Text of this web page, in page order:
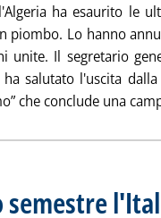
ha esaurito le
piombo. Lo hanno
unite. Il segretario
ha salutato l'uscita dalla
che conclude una
semestre